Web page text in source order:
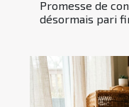
Promesse de
désormais pari